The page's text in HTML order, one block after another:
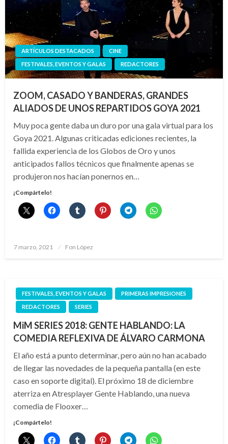
ARTÍCULOS DESTACADOS
CINE
FESTIVALES, EVENTOS Y GALAS
REDACTORES
ZOOM, CASADO Y BANDERAS, GRANDES
ALIADOS DE UNOS REPARTIDOS GOYA 2021
Muy poca gente daba un duro por una gala virtual para los
Goya 2021. Algunas criticadas ediciones recientes, la
fallida experiencia de los Globos de Oro y unos
anticipados fallos técnicos que finalmente apenas se
produjeron nos hacían ponernos en…
¡Compártelo!
Publicado
7 marzo, 2021 Fon López
FESTIVALES, EVENTOS Y GALAS
PRIMERAS IMPRESIONES
REDACTORES
SERIES
MiM SERIES 2018: GENTE HABLANDO: LA
COMEDIA REFLEXIVA DE ÁLVARO CARMONA
El año está a punto determinar, pero aún no han acabado
de llegar las novedades de la pequeña pantalla (en este
caso en soporte digital). El próximo 18 de diciembre
aterriza en Atresplayer Gente Hablando, una nueva
comedia de Flooxer…
¡Compártelo!